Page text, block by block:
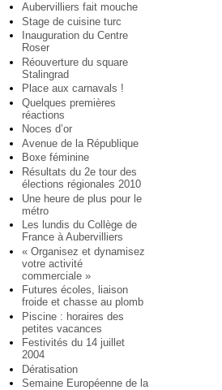
Aubervilliers fait mouche
Stage de cuisine turc
Inauguration du Centre
Roser
Réouverture du square
Stalingrad
Place aux carnavals !
Quelques premières
réactions
Noces d’or
Avenue de la République
Boxe féminine
Résultats du 2e tour des
élections régionales 2010
Une heure de plus pour le
métro
Les lundis du Collège de
France à Aubervilliers
« Organisez et dynamisez
votre activité
commerciale »
Futures écoles, liaison
froide et chasse au plomb
Piscine : horaires des
petites vacances
Festivités du 14 juillet
2004
Dératisation
Semaine Européenne de la